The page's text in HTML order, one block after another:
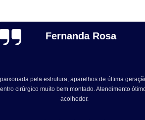
Luiz Fernando
Cociello
Excelente atendimento, Dr Rodrigo solícito e atencioso
com o pet. Excelente estrutura local. Recomendo!